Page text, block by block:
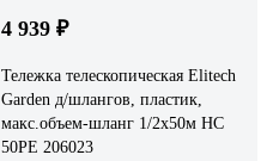
4 939 ₽
Тележка телескопическая Elitech
Garden д/шлангов, пластик,
макс.объем-шланг 1/2x50м HC
50PE 206023